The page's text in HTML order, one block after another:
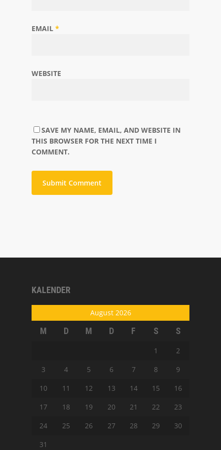
EMAIL *
WEBSITE
SAVE MY NAME, EMAIL, AND WEBSITE IN
THIS BROWSER FOR THE NEXT TIME I
COMMENT.
KALENDER
August 2026
M D M D F S S
1
2
3
4 5 6 7 8
9
10
11 12 13 14 15
16
17
18 19 20 21 22
23
24
25 26 27 28 29
30
31